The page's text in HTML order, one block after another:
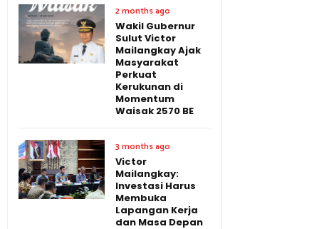
2 months ago
Wakil Gubernur
Sulut Victor
Mailangkay Ajak
Masyarakat
Perkuat
Kerukunan di
Momentum
Waisak 2570 BE
3 months ago
Victor
Mailangkay:
Investasi Harus
Membuka
Lapangan Kerja
dan Masa Depan